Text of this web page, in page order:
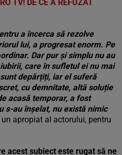
TV! DE CE A REFUZAT
a încerca să rezolve
lui, a progresat enorm. Pe
Dar pur și simplu nu au
care în sufletul ei nu mai
depărțiți, iar el suferă
cu demnitate, altă soluție
acasă temporar, a fost
s-au înșelat, nu există nimic
un apropiat al actorului, pentru
acest subiect este rugat să ne